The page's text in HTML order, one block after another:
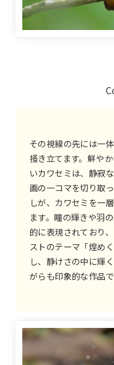
その視線の先には一
掻き立てます。鮮や
いカワセミは、静寂
画の一コマを切り取
しが、カワセミを一
ます。瞳の輝きや羽
的に表現されており
ストのテーマ「煌め
し、静けさの中に輝
がらも印象的な作品で